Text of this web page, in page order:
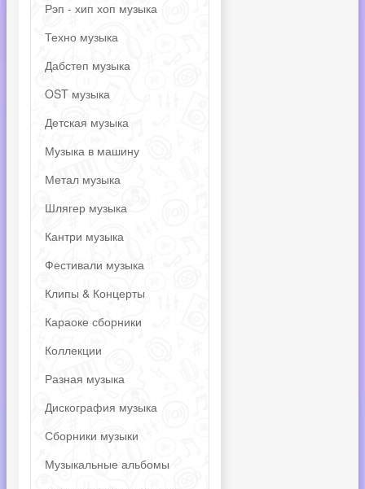
Рэп - хип хоп музыка
Техно музыка
Дабстеп музыка
OST музыка
Детская музыка
Музыка в машину
Метал музыка
Шлягер музыка
Кантри музыка
Фестивали музыка
Клипы & Концерты
Караоке сборники
Коллекции
Разная музыка
Дискография музыка
Сборники музыки
Музыкальные альбомы